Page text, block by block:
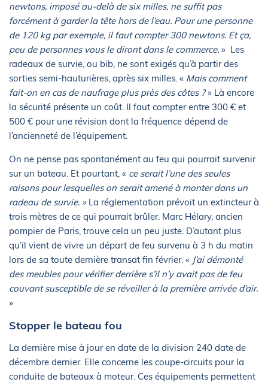
newtons, imposé au-delà de six milles, ne suffit pas
forcément à garder la tête hors de l’eau. Pour une personne
de 120 kg par exemple, il faut compter 300 newtons. Et ça,
peu de personnes vous le diront dans le commerce. » Les
radeaux de survie, ou bib, ne sont exigés qu’à partir des
sorties semi-hauturières, après six milles. « Mais comment
fait-on en cas de naufrage plus près des côtes ?» Là encore
la sécurité présente un coût. Il faut compter entre 300 € et
500 € pour une révision dont la fréquence dépend de
l’ancienneté de l’équipement.
On ne pense pas spontanément au feu qui pourrait survenir
sur un bateau. Et pourtant, « ce serait l’une des seules
raisons pour lesquelles on serait amené à monter dans un
radeau de survie. » La réglementation prévoit un extincteur à
trois mètres de ce qui pourrait brûler. Marc Hélary, ancien
pompier de Paris, trouve cela un peu juste. D’autant plus
qu’il vient de vivre un départ de feu survenu à 3 h du matin
lors de sa toute dernière transat fin février. « J’ai démonté
des meubles pour vérifier derrière s’il n’y avait pas de feu
couvant susceptible de se réveiller à la première arrivée d’air.
»
Stopper le bateau fou
La dernière mise à jour en date de la division 240 date de
décembre dernier. Elle concerne les coupe-circuits pour la
conduite de bateaux à moteur. Ces équipements permettent